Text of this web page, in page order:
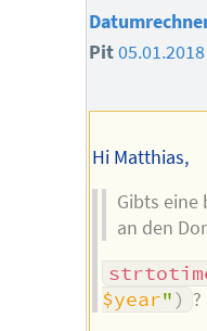
Pit
Hi Matthias,
Gibts eine
an den
$year") ?